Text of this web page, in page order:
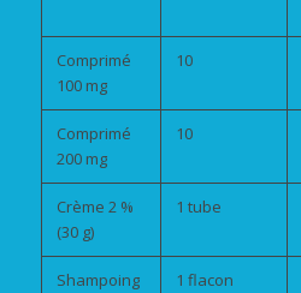
Comprimé
100 mg
10
Comprimé
200 mg
10
Crème 2 %
(30 g)
1 tube
Shampoing
1 flacon